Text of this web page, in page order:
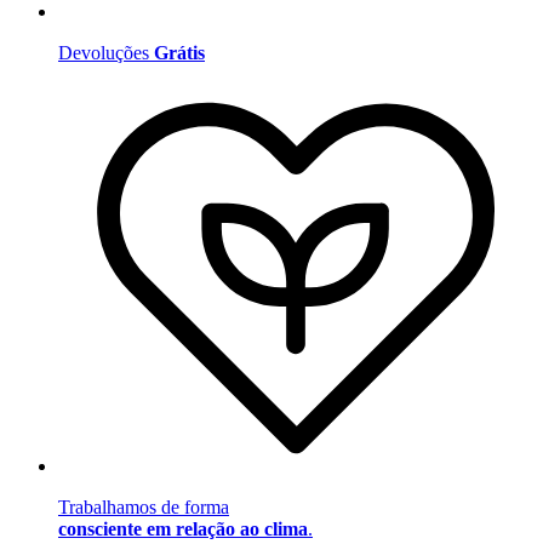
Devoluções Grátis
Trabalhamos de forma
consciente em relação ao clima.